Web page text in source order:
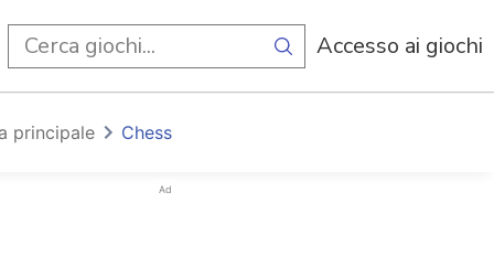
Accesso ai giochi
principale Chess
Ad